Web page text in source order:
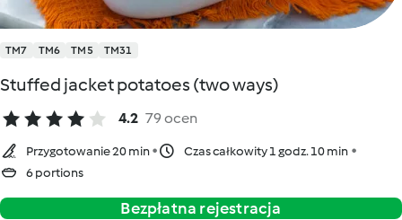
TM7 TM6 TM5 TM31
Stuffed jacket potatoes (two ways)
4.2 79 ocen
Przygotowanie 20 min
Czas całkowity 1 godz. 10 min
6 portions
Bezpłatna rejestracja